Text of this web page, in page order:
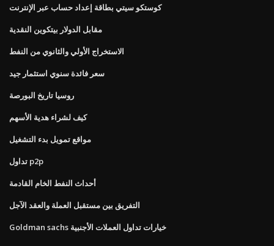
كوستكو سيتي بطاقة إعداد حساب عبر الإنترنت
مقابل الدولار بيتكوين النقدية
الاستخراج الأولي والثانوي من النفط
سعر فائدة سنوي استثمار جيد
روسيا تاريخ البورصة
كيف لشراء هدية الأسهم
مواقع تمويل بدء التشغيل
تداول p2p
أحداث النفط الخام القادمة
التفريق بين مستقبل العملة والعقد الآجل
Goldman sachs خيارات تداول العملات الأجنبية